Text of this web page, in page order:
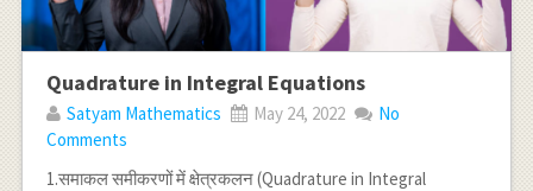
Quadrature in Integral Equations
Satyam Mathematics May 24, 2022
No
Comments
1.समाकल समीकरणों में क्षेत्रकलन (Quadrature in Integral